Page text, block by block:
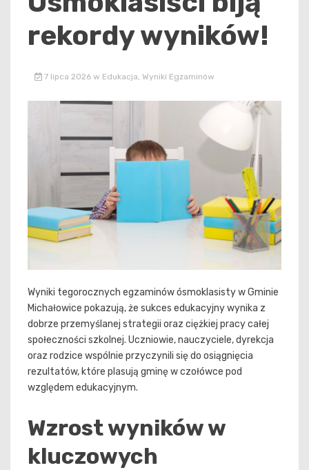
rekordy wyników!
7 lipca 2026 w Edukacja, Wyniki Egzaminów
Wyniki tegorocznych egzaminów ósmoklasisty w Gminie
Michałowice pokazują, że sukces edukacyjny wynika z
dobrze przemyślanej strategii oraz ciężkiej pracy całej
społeczności szkolnej. Uczniowie, nauczyciele, dyrekcja
oraz rodzice wspólnie przyczynili się do osiągnięcia
rezultatów, które plasują gminę w czołówce pod
względem edukacyjnym.
Wzrost wyników w
kluczowych